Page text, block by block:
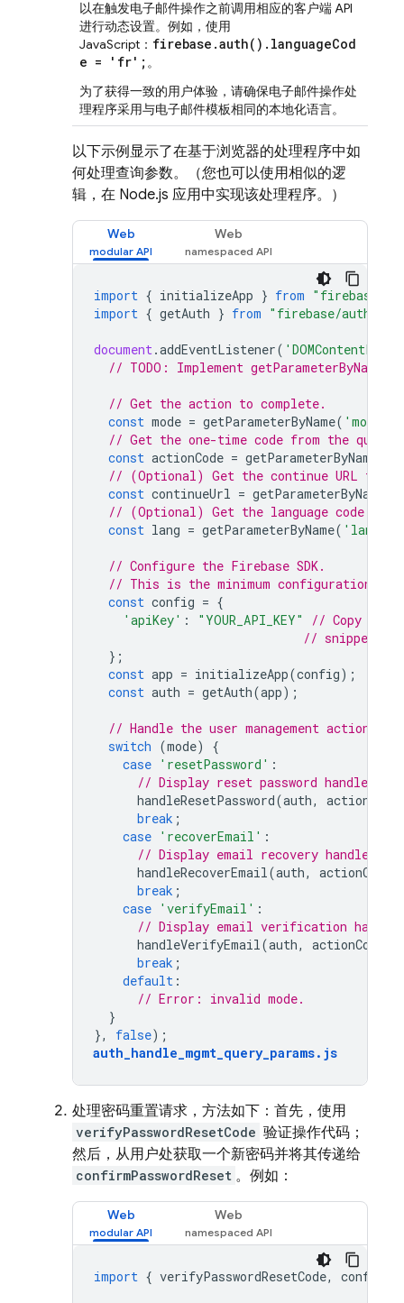
以在触发电子邮件操作之前调用相应的客户端 API
进行动态设置。例如，使用
JavaScript： firebase.auth().languageCod
e = 'fr'; 。
为了获得一致的用户体验，请确保电子邮件操作处
理程序采用与电子邮件模板相同的本地化语言。
以下示例显示了在基于浏览器的处理程序中如
何处理查询参数。（您也可以使用相似的逻
辑，在 Node.js 应用中实现该处理程序。）
Web Web
import { initializeApp } from "firebase/
import { getAuth } from "firebase/auth"
document.addEventListener(
// TODO: Implement getParameterByName()
// Get the action to complete.
const mode = getParameterByName( 'mode'
// Get the one-time code from the query
const actionCode = getParameterByName
// (Optional) Get the continue URL
const continueUrl = getParameterByName
// (Optional) Get the language code if
const lang = getParameterByName( 'lang'
// Configure the Firebase SDK.
// This is the minimum configuration
const config = {
'apiKey' : "YOUR_API_KEY"
// Copy this
// snippet
};
const app = initializeApp(config);
const auth = getAuth(app);
// Handle the user management action.
switch (mode)
{
case 'resetPassword' :
// Display reset password handler
handleResetPassword(auth, actionCode
break ;
case 'recoverEmail' :
// Display email recovery handler
handleRecoverEmail(auth, actionCode
break ;
case 'verifyEmail' :
// Display email verification
handleVerifyEmail(auth, actionCode
break ;
default :
// Error: invalid mode.
}
},
false);
auth_handle_mgmt_query_params. js
处理密码重置请求，方法如下：首先，使用
verifyPasswordResetCode 验证操作代码；
然后，从用户处获取一个新密码并将其传递给
confirmPasswordReset 。例如：
Web Web
import { verifyPasswordResetCode,